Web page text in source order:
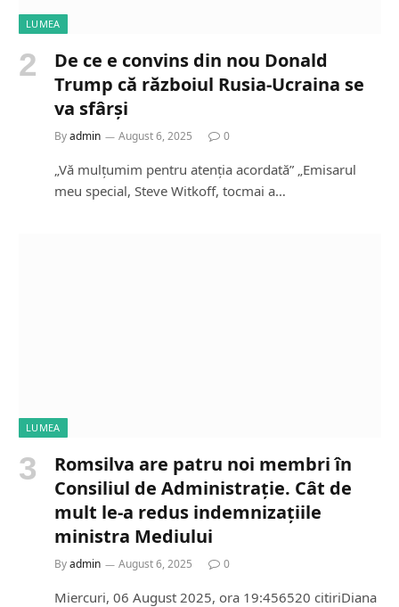
LUMEA
De ce e convins din nou Donald
Trump că războiul Rusia-Ucraina se
va sfârși
Byadmin August 6, 2025 0
„Vă mulțumim pentru atenția acordată” „Emisarul
meu special, Steve Witkoff, tocmai a…
LUMEA
Romsilva are patru noi membri în
Consiliul de Administrație. Cât de
mult le-a redus indemnizațiile
ministra Mediului
Byadmin August 6, 2025 0
Miercuri, 06 August 2025, ora 19:456520 citiriDiana